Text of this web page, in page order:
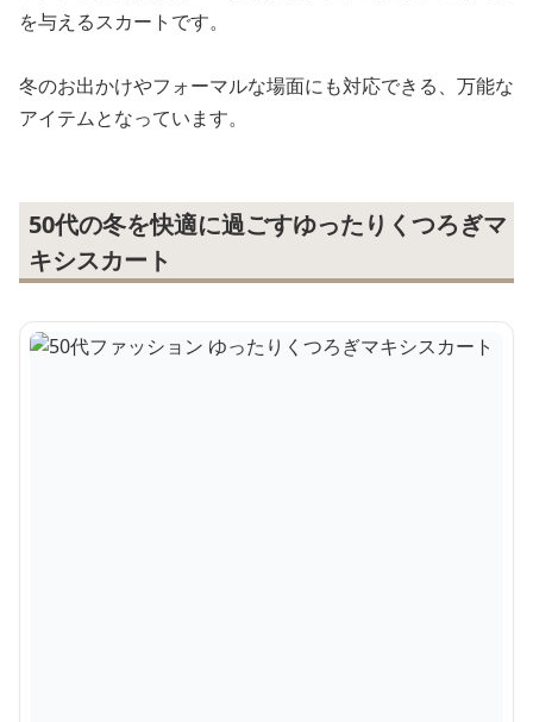
を与えるスカートです。
冬のお出かけやフォーマルな場面にも対応できる、万能な
アイテムとなっています。
50代の冬を快適に過ごすゆったりくつろぎマ
キシスカート